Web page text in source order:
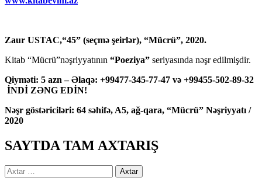
Zaur USTAC,“45” (seçmə şeirlər), “Mücrü”, 2020.
Kitab “Mücrü”nəşriyyatının “Poeziya” seriyasında nəşr edilmişdir.
Qiyməti: 5 azn – Əlaqə: +99477-345-77-47 və +99455-502-89-32
İNDİ ZƏNG EDİN!
Nəşr göstəriciləri: 64 səhifə, A5, ağ-qara, “Mücrü” Nəşriyyatı /
2020
SAYTDA TAM AXTARIŞ
Axtarış: